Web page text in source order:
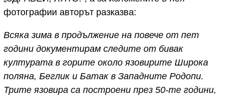
фотографии авторът разказва:
Всяка зима в продължение на повече от пет
години документирам следите от бивак
културата в горите около язовирите Широка
поляна, Беглик и Батак в Западните Родопи.
Трите язовира са построени през 50-те години,